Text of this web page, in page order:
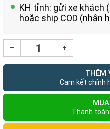
KH tỉnh: gửi xe khách
hoặc ship COD (nhận
– +
THÊM
Cam kết chính
Thanh